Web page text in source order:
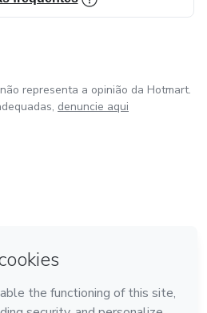
representa a opinião da Hotmart.
denuncie aqui